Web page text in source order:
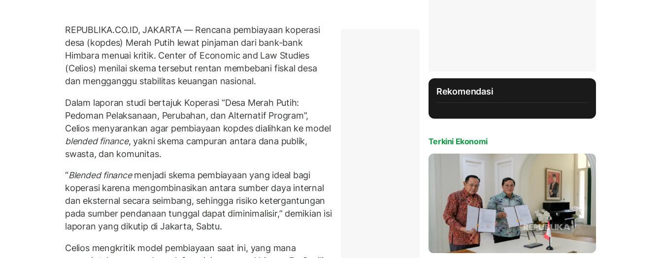
REPUBLIKA.CO.ID, JAKARTA — Rencana pembiayaan koperasi
desa (kopdes) Merah Putih lewat pinjaman dari bank-bank
Himbara menuai kritik. Center of Economic and Law Studies
(Celios) menilai skema tersebut rentan membebani fiskal desa
dan mengganggu stabilitas keuangan nasional.
Dalam laporan studi bertajuk Koperasi “Desa Merah Putih:
Pedoman Pelaksanaan, Perubahan, dan Alternatif Program”,
Celios menyarankan agar pembiayaan kopdes dialihkan ke model
blended finance, yakni skema campuran antara dana publik,
swasta, dan komunitas.
“Blended financemenjadi skema pembiayaan yang ideal bagi
koperasi karena mengombinasikan antara sumber daya internal
dan eksternal secara seimbang, sehingga risiko ketergantungan
pada sumber pendanaan tunggal dapat diminimalisir,” demikian isi
laporan yang dikutip di Jakarta, Sabtu.
Celios mengkritik model pembiayaan saat ini, yang mana
Rekomendasi
Terkini Ekonomi